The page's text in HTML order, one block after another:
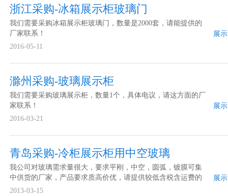
浙江采购-冰箱展示柜玻璃门
我们需要采购冰箱展示柜玻璃门，数量是2000套，请能提供的
厂家联系！
展
2016-05-11
滁州采购-玻璃展示柜
我们需要采购玻璃展示柜，数量1个，具体电议，请这方面的厂
家联系！
展
2016-03-21
青岛采购-冷柜展示柜用中空玻璃
我公司对玻璃需求量很大，要求平刚，中空，圆弧，镀膜可集
中供货的厂家，产品要求质高价优，请提供较低含税含运费的
报价，寻能长期供货且有实力的厂商长期合作。
展
2013-03-15